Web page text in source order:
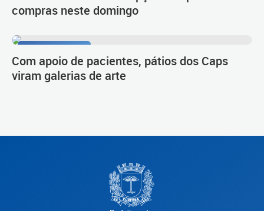
compras neste domingo
Com apoio de pacientes, pátios dos Caps
viram galerias de arte